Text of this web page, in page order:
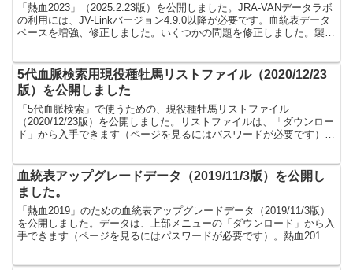
「熱血2023」（2025.2.23版）を公開しました。JRA-VANデータラボ
の利用には、JV-Linkバージョン4.9.0以降が必要です。血統表データ
ベースを増強、修正しました。いくつかの問題を修正しました。製品
5代血脈検索用現役種牡馬リストファイル（2020/12/23
版）を公開しました
「5代血脈検索」で使うための、現役種牡馬リストファイル
（2020/12/23版）を公開しました。リストファイルは、「ダウンロー
ド」から入手できます（ページを見るにはパスワードが必要です）。
血統表アップグレードデータ（2019/11/3版）を公開し
ました。
「熱血2019」のための血統表アップグレードデータ（2019/11/3版）
を公開しました。データは、上部メニューの「ダウンロード」から入
手できます（ページを見るにはパスワードが必要です）。熱血2019